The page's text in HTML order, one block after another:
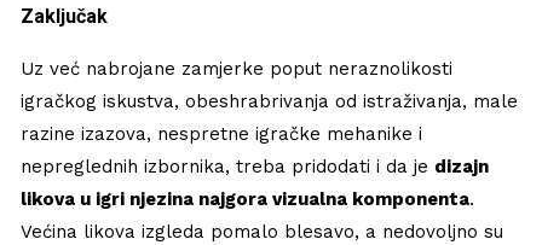
Zaključak
Uz već nabrojane zamjerke poput neraznolikosti
igračkog iskustva, obeshrabrivanja od istraživanja, male
razine izazova, nespretne igračke mehanike i
nepreglednih izbornika, treba pridodati i da je dizajn
likova u igri njezina najgora vizualna komponenta.
Većina likova izgleda pomalo blesavo, a nedovoljno su